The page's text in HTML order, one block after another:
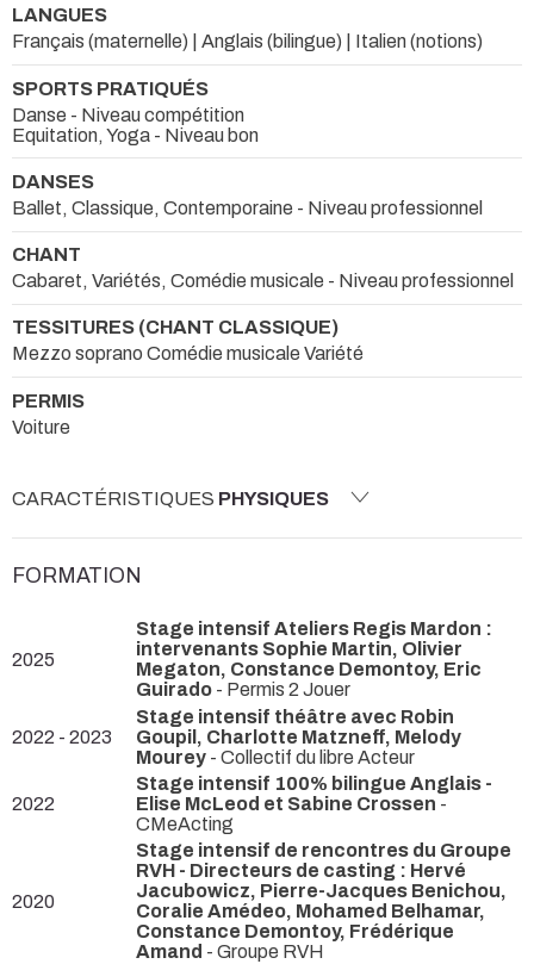
LANGUES
Français (maternelle) | Anglais (bilingue) | Italien (notions)
SPORTS PRATIQUÉS
Danse - Niveau compétition
Equitation, Yoga - Niveau bon
DANSES
Ballet, Classique, Contemporaine - Niveau professionnel
CHANT
Cabaret, Variétés, Comédie musicale - Niveau professionnel
TESSITURES (CHANT CLASSIQUE)
Mezzo soprano Comédie musicale Variété
PERMIS
Voiture
CARACTÉRISTIQUES PHYSIQUES
FORMATION
2025
Stage intensif Ateliers Regis Mardon :
intervenants Sophie Martin, Olivier
Megaton, Constance Demontoy, Eric
Guirado - Permis 2 Jouer
2022 - 2023
Stage intensif théâtre avec Robin
Goupil, Charlotte Matzneff, Melody
Mourey - Collectif du libre Acteur
2022
Stage intensif 100% bilingue Anglais -
Elise McLeod et Sabine Crossen -
CMeActing
2020
Stage intensif de rencontres du Groupe
RVH - Directeurs de casting : Hervé
Jacubowicz, Pierre-Jacques Benichou,
Coralie Amédeo, Mohamed Belhamar,
Constance Demontoy, Frédérique
Amand - Groupe RVH